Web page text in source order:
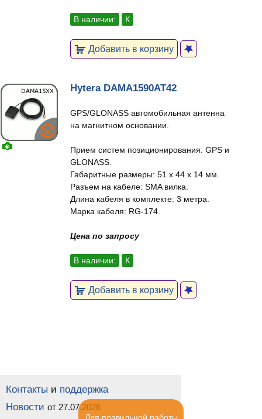
В наличии: К
Добавить в корзину
Hytera DAMA1590AT42
GPS/GLONASS автомобильная антенна
на магнитном основании.
Прием систем позиционирования: GPS и
GLONASS.
Габаритные размеры: 51 x 44 x 14 мм.
Разъем на кабеле: SMA вилка.
Длина кабеля в комплекте: 3 метра.
Марка кабеля: RG-174.
Цена по запросу
В наличии: К
Добавить в корзину
Контакты и поддержка
Новости от 27.07.2026